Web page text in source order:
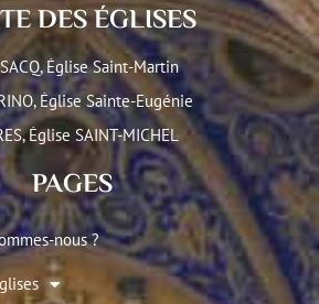
DES ÉGLISES
Église Saint-Martin
Église Sainte-Eugénie
Église SAINT-MICHEL
PAGES
nous ?